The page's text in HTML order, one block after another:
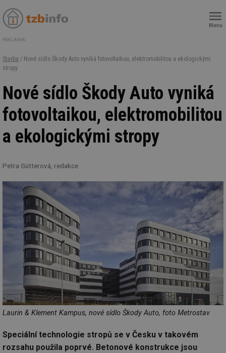
Menu
REKLAMA
Stavba / Nové sídlo Škody Auto vyniká fotovoltaikou, elektromobilitou a ekologickými
stropy
Nové sídlo Škody Auto vyniká
fotovoltaikou, elektromobilitou
a ekologickými stropy
Petra Gütterová, redakce
Laurin & Klement Kampus, nové sídlo Škody Auto, foto Metrostav
Speciální technologie stropů se v Česku v takovém
rozsahu použila poprvé. Betonové konstrukce jsou